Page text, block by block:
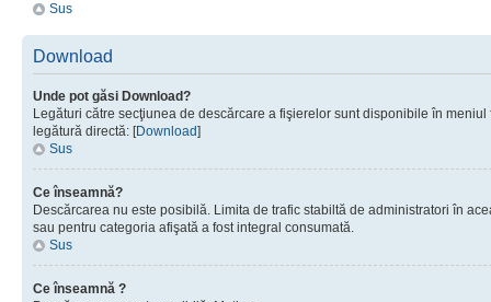
Sus
Download
Unde pot găsi Download?
Legături către secţiunea de descărcare a fişierelor sunt disponibile în
legătură directă: [Download]
Sus
Ce înseamnă?
Descărcarea nu este posibilă. Limita de trafic stabiltă de administratori în
sau pentru categoria afişată a fost integral consumată.
Sus
Ce înseamnă ?